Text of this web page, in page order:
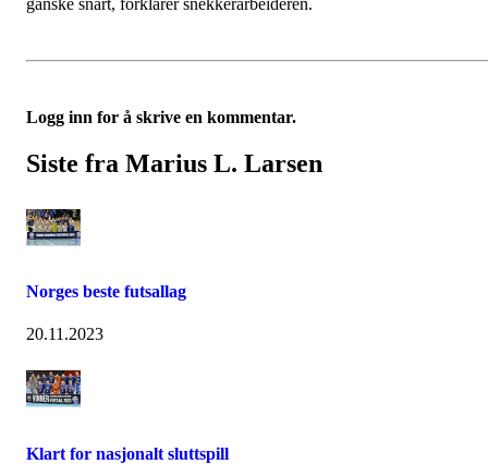
Logg inn for å skrive en kommentar.
Siste fra Marius L. Larsen
Norges beste futsallag
20.11.2023
Klart for nasjonalt sluttspill